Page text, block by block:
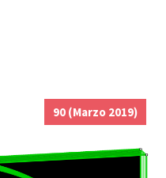
90 (Marzo 2019)